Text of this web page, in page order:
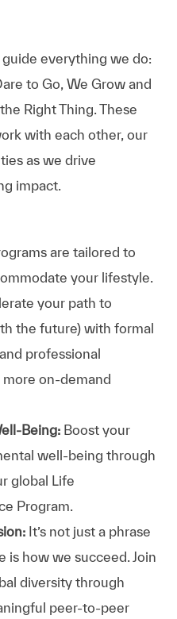
everything we do:
to Go, We Grow and
Right Thing. These
with each other, our
as we drive
impact.
are tailored to
your lifestyle.
your path to
the future) with formal
professional
on-demand
Being:Boost your
well-being through
global Life
Program.
It’s not just a phrase
is how we succeed. Join
diversity through
peer-to-peer